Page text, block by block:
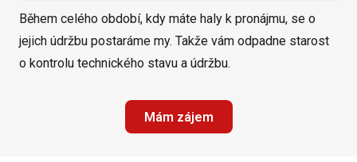
Během celého období, kdy máte haly k pronájmu, se o
jejich údržbu postaráme my. Takže vám odpadne starost
o kontrolu technického stavu a údržbu.
Mám zájem